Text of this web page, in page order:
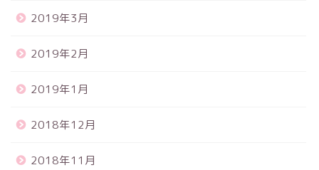
2019年3月
2019年2月
2019年1月
2018年12月
2018年11月